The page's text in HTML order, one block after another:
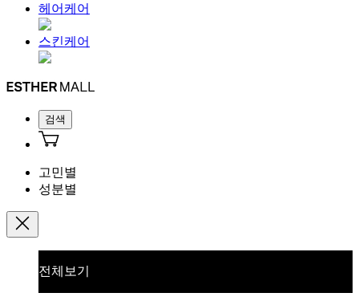
헤어케어
스킨케어
검색
고민별
성분별
전체보기